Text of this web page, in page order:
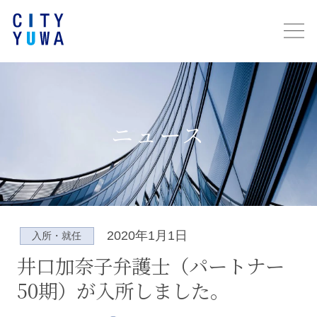
ニュース
入所・就任 2020年1月1日
井口加奈子弁護士（パートナー
50期）が入所しました。